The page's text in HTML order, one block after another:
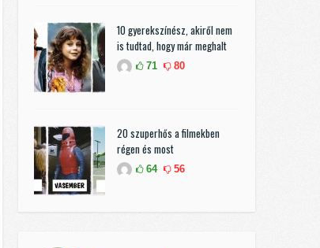
10 gyerekszínész, akiről nem
is tudtad, hogy már meghalt
71 80
20 szuperhős a filmekben
régen és most
64 56